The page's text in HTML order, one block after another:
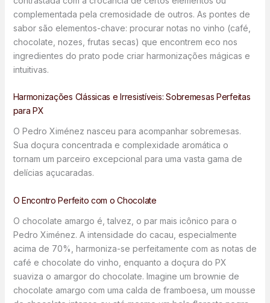
complementada pela cremosidade de outros. As pontes de
sabor são elementos-chave: procurar notas no vinho (café,
chocolate, nozes, frutas secas) que encontrem eco nos
ingredientes do prato pode criar harmonizações mágicas e
intuitivas.
Harmonizações Clássicas e Irresistíveis: Sobremesas Perfeitas
para PX
O Pedro Ximénez nasceu para acompanhar sobremesas.
Sua doçura concentrada e complexidade aromática o
tornam um parceiro excepcional para uma vasta gama de
delícias açucaradas.
O Encontro Perfeito com o Chocolate
O chocolate amargo é, talvez, o par mais icônico para o
Pedro Ximénez. A intensidade do cacau, especialmente
acima de 70%, harmoniza-se perfeitamente com as notas de
café e chocolate do vinho, enquanto a doçura do PX
suaviza o amargor do chocolate. Imagine um brownie de
chocolate amargo com uma calda de framboesa, um mousse